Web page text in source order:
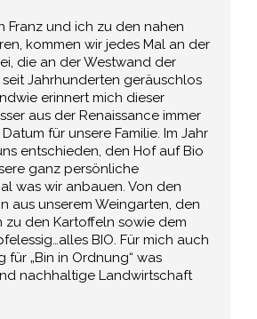
Franz und ich zu den nahen
kommen wir jedes Mal an der
die an der Westwand der
Jahrhunderten geräuschlos
erinnert mich dieser
aus der Renaissance immer
für unsere Familie. Im Jahr
entschieden, den Hof auf Bio
ganz persönliche
was wir anbauen. Von den
aus unserem Weingarten, den
zu den Kartoffeln sowie dem
BIO. Für mich auch
für „Bin in Ordnung“ was
nachhaltige Landwirtschaft